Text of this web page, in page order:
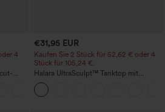
4
€31,95 EUR
Kaufen Sie 2 Stück für 52,62 € oder 4
Stück für 105,24 €.
Halara UltraSculpt™ Tanktop mit
Rundhalsausschnitt und
geschwungenem Saum